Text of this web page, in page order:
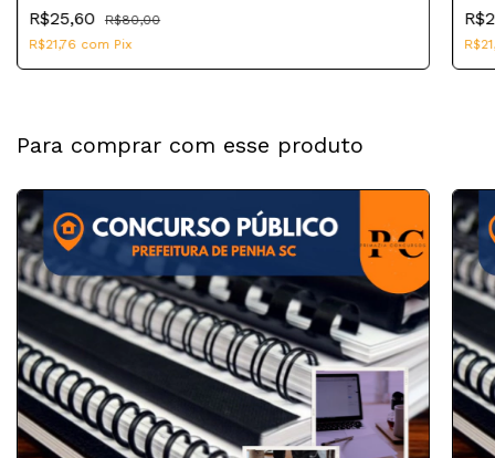
R$25,60
R$80,00
R$21,76 com Pix
Para comprar com esse produto